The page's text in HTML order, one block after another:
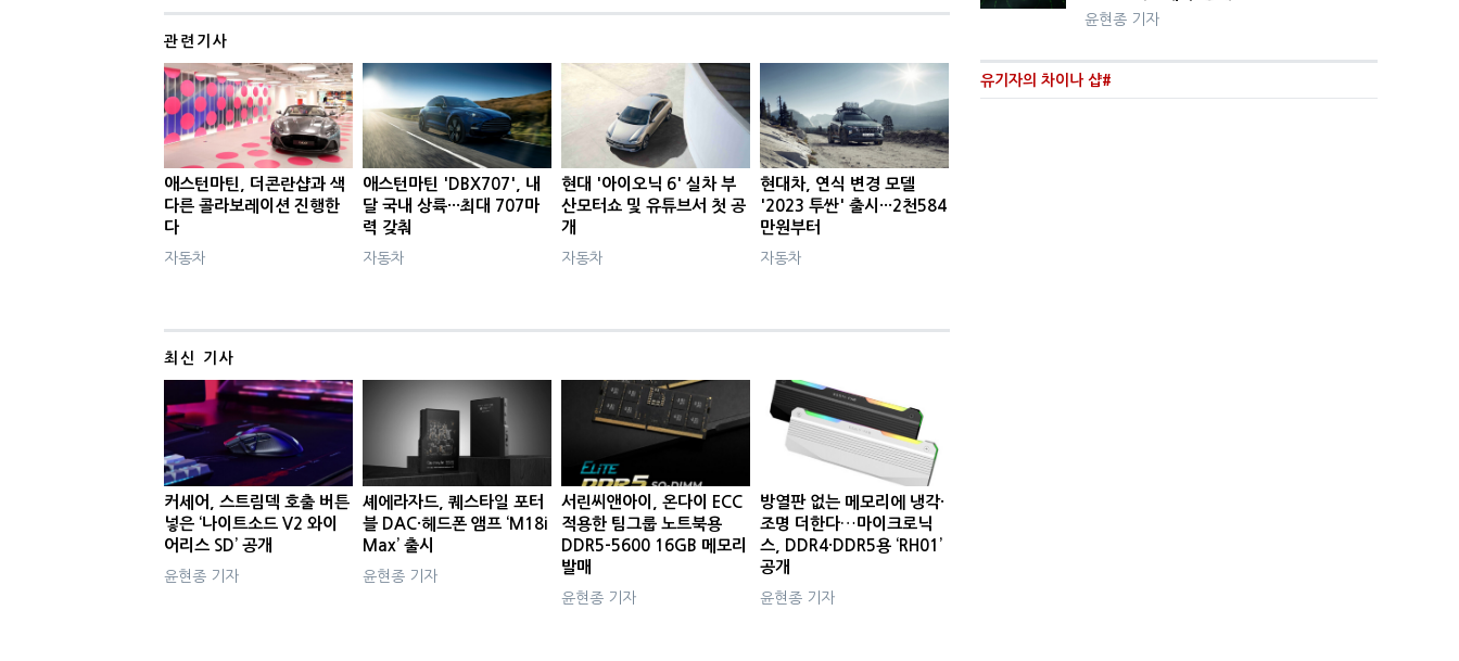
관련기사
애스턴마틴, 더콘란샵과 색
다른 콜라보레이션 진행한
다
자동차
애스턴마틴 'DBX707', 내
달 국내 상륙···최대 707마
력 갖춰
자동차
현대 '아이오닉 6' 실차 부
산모터쇼 및 유튜브서 첫 공
개
자동차
현대차, 연식 변경 모델
'2023 투싼' 출시···2천584
만원부터
자동차
최신 기사
커세어, 스트림덱 호출 버튼
넣은 ‘나이트소드 V2 와이
어리스 SD’ 공개
윤현종 기자
셰에라자드, 퀘스타일 포터
블 DAC·헤드폰 앰프 ‘M18i
Max’ 출시
윤현종 기자
서린씨앤아이, 온다이 ECC
적용한 팀그룹 노트북용
DDR5-5600 16GB 메모리
발매
윤현종 기자
방열판 없는 메모리에 냉각·
조명 더한다…마이크로닉
스, DDR4·DDR5용 ‘RH01’
공개
윤현종 기자
윤현종 기자
유기자의 차이나 샵#